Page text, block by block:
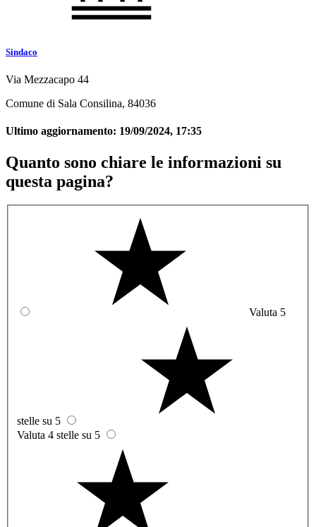
Sindaco
Via Mezzacapo 44
Comune di Sala Consilina, 84036
Ultimo aggiornamento: 19/09/2024, 17:35
Quanto sono chiare le informazioni su
questa pagina?
Valuta 5
stelle su 5
Valuta 4 stelle su 5